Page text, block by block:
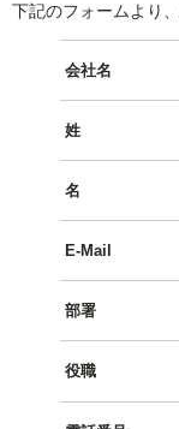
下記のフォームより